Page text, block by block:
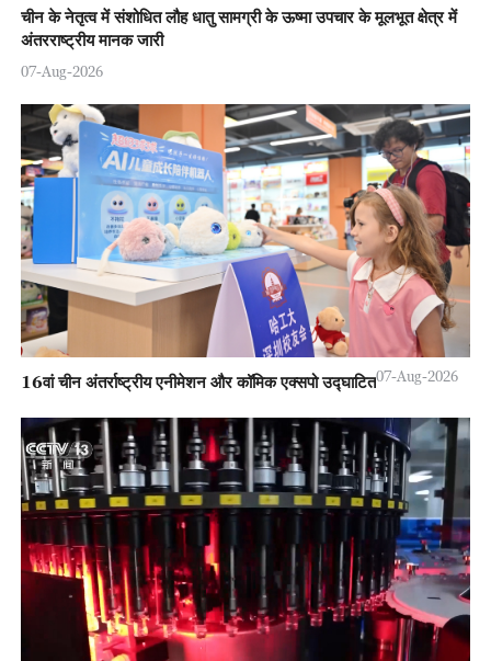
चीन के नेतृत्व में संशोधित लौह धातु सामग्री के ऊष्मा उपचार के मूलभूत क्षेत्र में
अंतरराष्ट्रीय मानक जारी
07-Aug-2026
16वां चीन अंतर्राष्ट्रीय एनीमेशन और कॉमिक एक्सपो उद्घाटित07-Aug-2026